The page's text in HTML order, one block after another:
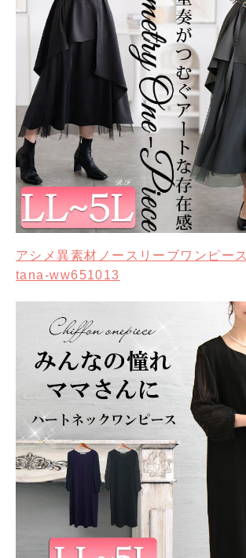
アシメ異素材ノースリーブワンピース
tana-ww651013